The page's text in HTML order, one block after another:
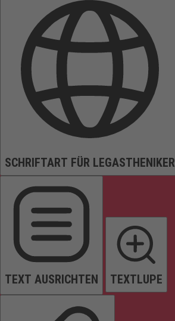
SCHRIFTART FÜR LEGASTHENIKER
TEXT AUSRICHTEN TEXTLUPE